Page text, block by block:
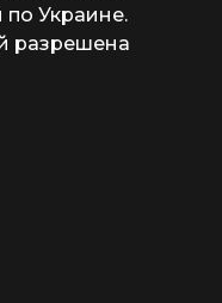
по Украине.
разрешена